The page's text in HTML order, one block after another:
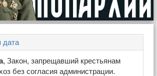
дата
, Закон, запрещавший крестьянам
без согласия администрации.